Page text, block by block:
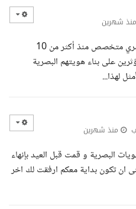
منذ شهرين
اسمي أنس النجار، مصمم محتوى بصري متخصص منذ أكثر من 10
على بناء هويتهم البصرية
لهذا...
منذ شهرين
البصرية و قمت قبل العيد بإنهاء
ان تكون بداية معكم ارفقت لك اخر